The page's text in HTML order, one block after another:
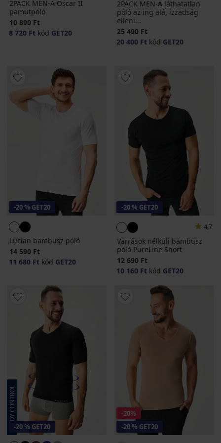
2PACK MEN-A Oscar II
pamutpóló
10 890 Ft
8 720 Ft kód GET20
2PACK MEN-A láthatatlan
póló az ing alá, izzadság
elleni...
25 490 Ft
20 400 Ft kód GET20
-20 % GET20
Lucian bambusz póló
14 590 Ft
11 680 Ft kód GET20
-20 % GET20
4,7
Varrások nélküli bambusz
póló PureLine Short
12 690 Ft
10 160 Ft kód GET20
-20 % GET20
-20%
-20 % GET20